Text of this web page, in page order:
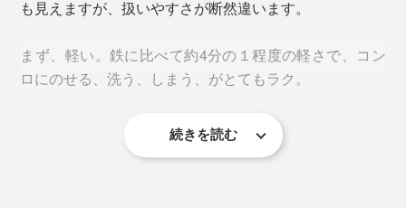
柔らかさと旨味の両方を引き出してくれるから、焼き加
も見えますが、扱いやすさが断然違います。
まず、軽い。鉄に比べて約4分の１程度の軽さで、コン
ロにのせる、洗う、しまう、がとてもラク。
続きを読む